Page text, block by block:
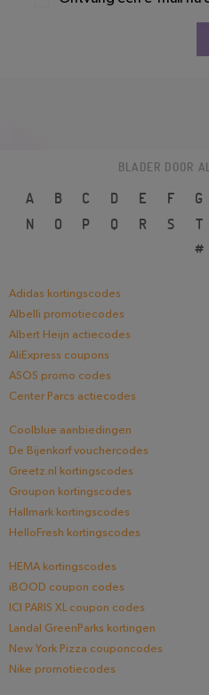
BLADER DOOR
A B C D E F G
N
O P Q R S T
#
Adidas kortingscodes
Albelli promotiecodes
Albert Heijn actiecodes
AliExpress coupons
ASOS promo codes
Center Parcs actiecodes
Coolblue aanbiedingen
De Bijenkorf vouchercodes
Greetz.nl kortingscodes
Groupon kortingscodes
Hallmark kortingscodes
HelloFresh kortingscodes
HEMA kortingscodes
iBOOD coupon codes
ICI PARIS XL coupon codes
Landal GreenParks kortingen
New York Pizza couponcodes
Nike promotiecodes